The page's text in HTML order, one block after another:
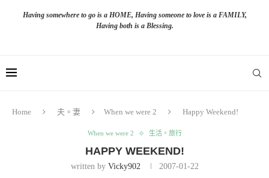
Having somewhere to go is a HOME, Having someone to love is a FAMILY,
Having both is a Blessing.
Home 夫。妻 When we were 2 Happy Weekend!
When we were 2 生活。旅行
HAPPY WEEKEND!
written by Vicky902 2007-01-22